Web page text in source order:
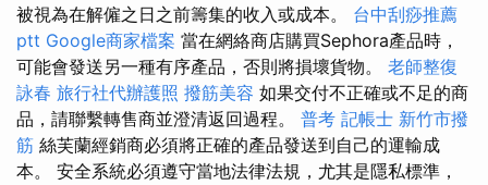
被視為在解僱之日之前籌集的收入或成本。 台中刮痧推薦
ptt Google商家檔案 當在網絡商店購買Sephora產品時，
可能會發送另一種有序產品，否則將損壞貨物。 老師整復
詠春 旅行社代辦護照 撥筋美容 如果交付不正確或不足的商
品，請聯繫轉售商並澄清返回過程。 普考 記帳士 新竹市撥
筋 絲芙蘭經銷商必須將正確的產品發送到自己的運輸成
本。 安全系統必須遵守當地法律法規，尤其是隱私標準，